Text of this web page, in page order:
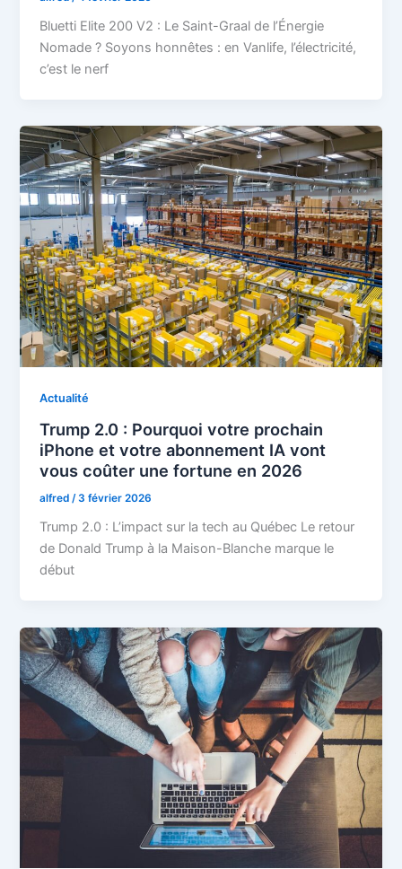
Bluetti Elite 200 V2 : Le Saint-Graal de l’Énergie
Nomade ? Soyons honnêtes : en Vanlife, l’électricité,
c’est le nerf
Actualité
Trump 2.0 : Pourquoi votre prochain
iPhone et votre abonnement IA vont
vous coûter une fortune en 2026
alfred /3 février 2026
Trump 2.0 : L’impact sur la tech au Québec Le retour
de Donald Trump à la Maison-Blanche marque le
début